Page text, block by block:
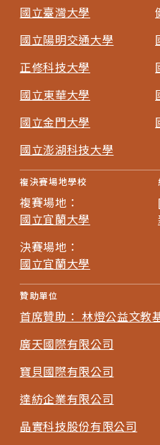
國立臺灣大學
國立陽明交通大學
正修科技大學
國立東華大學
國立金門大學
國立澎湖科技大學
複決賽場地學校
複賽場地：
國立宜蘭大學
決賽場地：
國立宜蘭大學
贊助單位
首席贊助： 林燈公益文教
廣天國際有限公司
寶貝國際有限公司
達紡企業有限公司
晶實科技股份有限公司